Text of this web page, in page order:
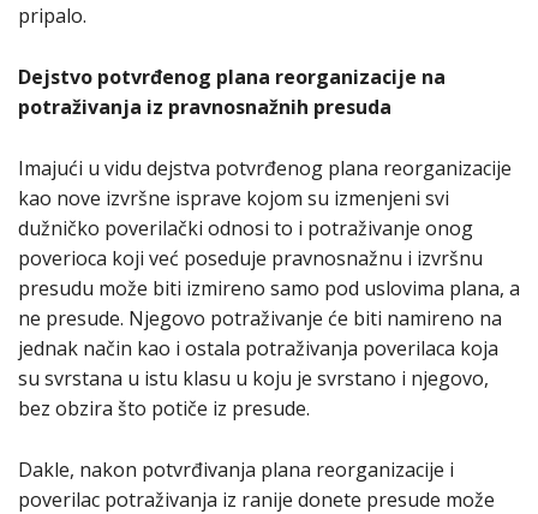
pripalo.
Dejstvo potvrđenog plana reorganizacije na
potraživanja iz pravnosnažnih presuda
Imajući u vidu dejstva potvrđenog plana reorganizacije
kao nove izvršne isprave kojom su izmenjeni svi
dužničko poverilački odnosi to i potraživanje onog
poverioca koji već poseduje pravnosnažnu i izvršnu
presudu može biti izmireno samo pod uslovima plana, a
ne presude. Njegovo potraživanje će biti namireno na
jednak način kao i ostala potraživanja poverilaca koja
su svrstana u istu klasu u koju je svrstano i njegovo,
bez obzira što potiče iz presude.
Dakle, nakon potvrđivanja plana reorganizacije i
poverilac potraživanja iz ranije donete presude može